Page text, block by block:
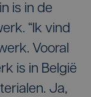
is in de
“Ik vind
Vooral
is in België
Ja,